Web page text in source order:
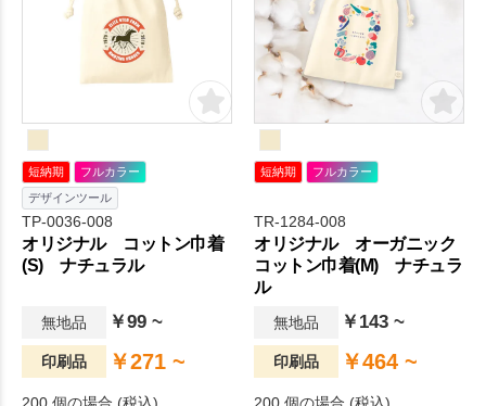
短納期
フルカラー
デザインツール
TP-0036-008
オリジナル コットン巾着
(S) ナチュラル
無地品 ￥99 ~
印刷品 ￥271 ~
短納期 フルカラー
TR-1284-008
オリジナル オーガニック
コットン巾着(M) ナチュラ
ル
無地品 ￥143 ~
印刷品 ￥464 ~